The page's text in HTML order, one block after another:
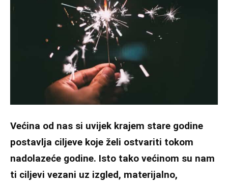
Većina od nas si uvijek krajem stare godine
postavlja ciljeve koje želi ostvariti tokom
nadolazeće godine. Isto tako većinom su nam
ti ciljevi vezani uz izgled, materijalno,